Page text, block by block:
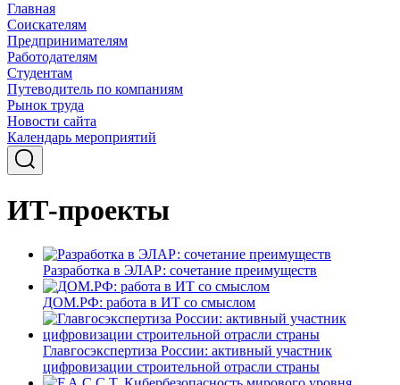
Главная
Соискателям
Предпринимателям
Работодателям
Студентам
Путеводитель по компаниям
Рынок труда
Новости сайта
Календарь мероприятий
ИТ-проекты
Разработка в ЭЛАР: сочетание преимуществ
ДОМ.РФ: работа в ИТ со смыслом
Главгосэкспертиза России: активный участник
цифровизации строительной отрасли страны